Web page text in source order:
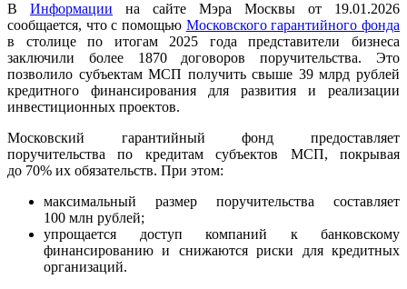
В Информации на сайте Мэра Москвы от 19.01.2026
сообщается, что с помощью Московского гарантийного фонда
в столице по итогам 2025 года представители бизнеса
заключили более 1870 договоров поручительства. Это
позволило субъектам МСП получить свыше 39 млрд рублей
кредитного финансирования для развития и реализации
инвестиционных проектов.
Московский гарантийный фонд предоставляет
поручительства по кредитам субъектов МСП, покрывая
до 70% их обязательств. При этом:
максимальный размер поручительства составляет
100 млн рублей;
упрощается доступ компаний к банковскому
финансированию и снижаются риски для кредитных
организаций.